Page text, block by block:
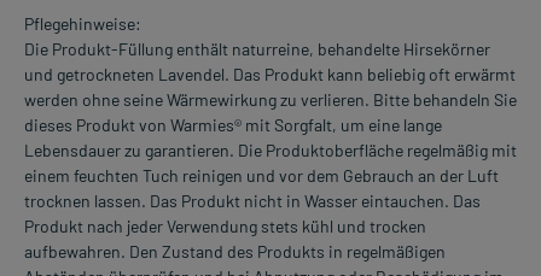
Pflegehinweise:
Die Produkt-Füllung enthält naturreine, behandelte Hirsekörner
und getrockneten Lavendel. Das Produkt kann beliebig oft erwärmt
werden ohne seine Wärmewirkung zu verlieren. Bitte behandeln Sie
dieses Produkt von Warmies® mit Sorgfalt, um eine lange
Lebensdauer zu garantieren. Die Produktoberfläche regelmäßig mit
einem feuchten Tuch reinigen und vor dem Gebrauch an der Luft
trocknen lassen. Das Produkt nicht in Wasser eintauchen. Das
Produkt nach jeder Verwendung stets kühl und trocken
aufbewahren. Den Zustand des Produkts in regelmäßigen